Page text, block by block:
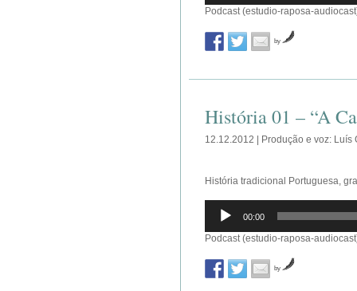
áudio
Podcast (estudio-raposa-
by
História 01 – “A
12.12.2012 | Produção e voz: Luís
História tradicional Portuguesa,
Reprodutor
áudio
00:00
Podcast (estudio-raposa-
by